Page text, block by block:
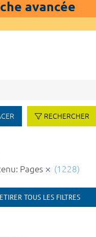
avancée
RECHERCHER
Pages (1228)
TOUS LES FILTRES